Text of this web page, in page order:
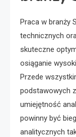
Praca w branży
technicznych
skuteczne
osiąganie
Przede
podstawowych
umiejętność
powinny być
analitycznych